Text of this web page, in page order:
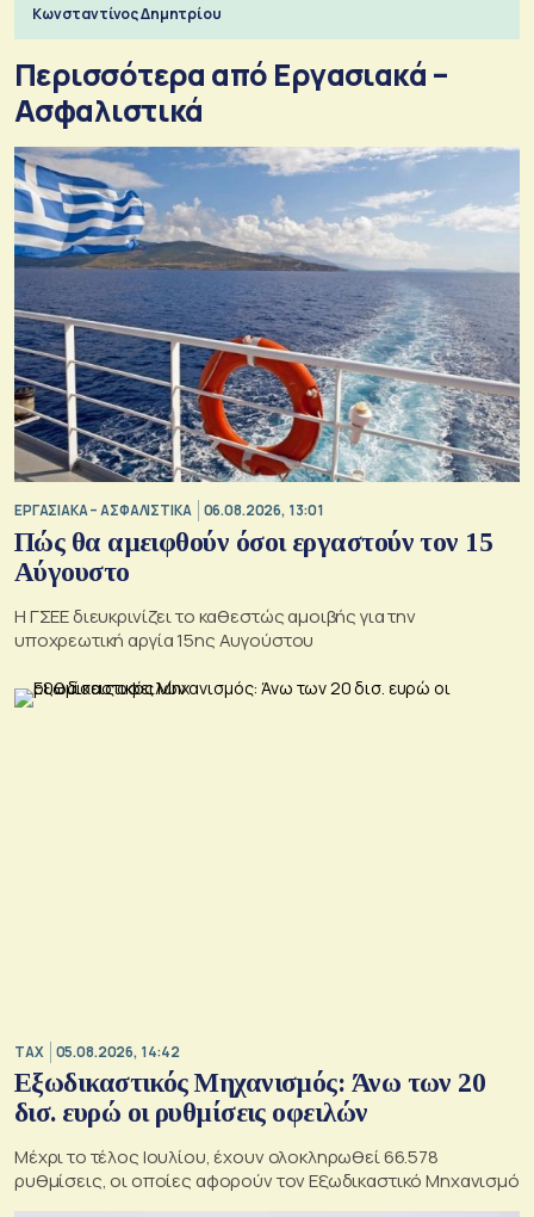
Κωνσταντίνος Δημητρίου
Περισσότερα από Εργασιακά –
Ασφαλιστικά
ΕΡΓΑΣΙΑΚΑ – ΑΣΦΑΛΙΣΤΙΚΑ 06.08.2026, 13:01
Πώς θα αμειφθούν όσοι εργαστούν τον 15
Αύγουστο
Η ΓΣΕΕ διευκρινίζει το καθεστώς αμοιβής για την
υποχρεωτική αργία 15ης Αυγούστου
TAX 05.08.2026, 14:42
Εξωδικαστικός Μηχανισμός: Άνω των 20
δισ. ευρώ οι ρυθμίσεις οφειλών
Μέχρι το τέλος Ιουλίου, έχουν ολοκληρωθεί 66.578
ρυθμίσεις, οι οποίες αφορούν τον Εξωδικαστικό Μηχανισμό